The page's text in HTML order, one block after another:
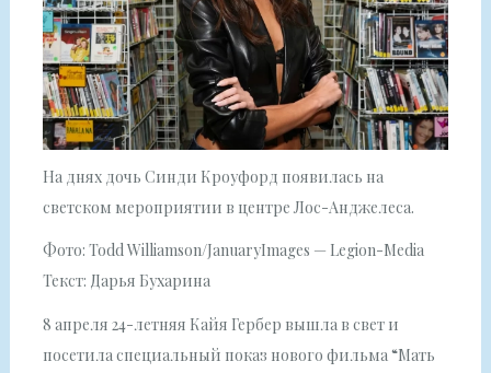
На днях дочь Синди Кроуфорд появилась на
светском мероприятии в центре Лос-Анджелеса.
Фото: Todd Williamson/JanuaryImages — Legion-Media
Текст: Дарья Бухарина
8 апреля 24-летняя Кайя Гербер вышла в свет и
посетила специальный показ нового фильма “Мать